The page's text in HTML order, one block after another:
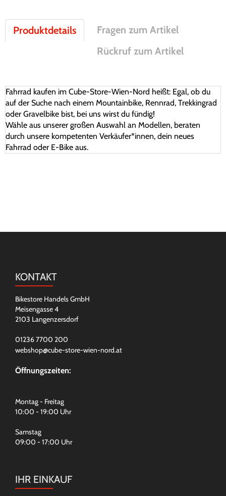
Produktdetails
Fragen zum Artikel
Rückruf zum Artikel
Fahrrad kaufen im Cube-Store-Wien-Nord heißt: Egal, ob du
auf der Suche nach einem Mountainbike, Rennrad, Trekkingrad
oder Gravelbike bist, bei uns wirst du fündig!
Wähle aus unserer großen Auswahl an Modellen, beraten
durch unsere kompetenten Verkäufer*innen, dein neues
Fahrrad oder E-Bike aus.
KONTAKT
Bikestore Handels GmbH
Meisengasse 4
2103 Langenzersdorf
01236 7700 200
webshop@cube-store-wien-nord.at
Öffnungszeiten:
Montag - Freitag
10:00 - 19:00 Uhr
Samstag
09:00 - 17:00 Uhr
IHR EINKAUF